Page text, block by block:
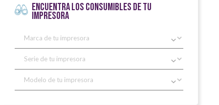
ENCUENTRA LOS CONSUMIBLES DE TU
IMPRESORA